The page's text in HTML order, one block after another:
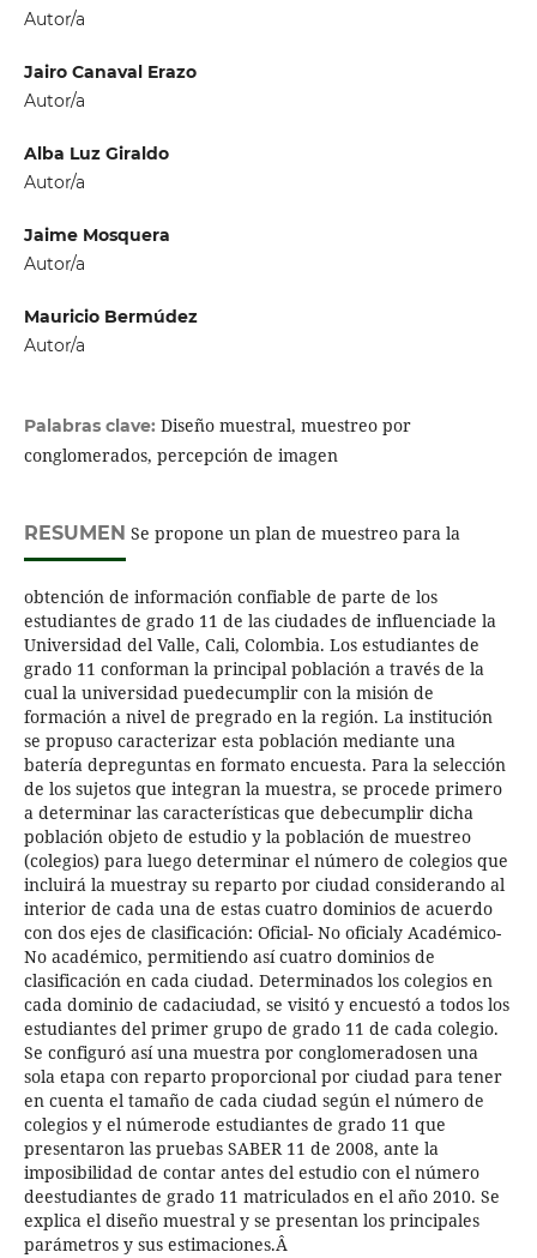
Autor/a
Jairo Canaval Erazo
Autor/a
Alba Luz Giraldo
Autor/a
Jaime Mosquera
Autor/a
Mauricio Bermúdez
Autor/a
Palabras clave: Diseño muestral, muestreo por
conglomerados, percepción de imagen
RESUMEN Se propone un plan de muestreo para la
obtención de información confiable de parte de los
estudiantes de grado 11 de las ciudades de influenciade la
Universidad del Valle, Cali, Colombia. Los estudiantes de
grado 11 conforman la principal población a través de la
cual la universidad puedecumplir con la misión de
formación a nivel de pregrado en la región. La institución
se propuso caracterizar esta población mediante una
batería depreguntas en formato encuesta. Para la selección
de los sujetos que integran la muestra, se procede primero
a determinar las características que debecumplir dicha
población objeto de estudio y la población de muestreo
(colegios) para luego determinar el número de colegios que
incluirá la muestray su reparto por ciudad considerando al
interior de cada una de estas cuatro dominios de acuerdo
con dos ejes de clasificación: Oficial- No oficialy Académico-
No académico, permitiendo así cuatro dominios de
clasificación en cada ciudad. Determinados los colegios en
cada dominio de cadaciudad, se visitó y encuestó a todos los
estudiantes del primer grupo de grado 11 de cada colegio.
Se configuró así una muestra por conglomeradosen una
sola etapa con reparto proporcional por ciudad para tener
en cuenta el tamaño de cada ciudad según el número de
colegios y el númerode estudiantes de grado 11 que
presentaron las pruebas SABER 11 de 2008, ante la
imposibilidad de contar antes del estudio con el número
deestudiantes de grado 11 matriculados en el año 2010. Se
explica el diseño muestral y se presentan los principales
parámetros y sus estimaciones.Â